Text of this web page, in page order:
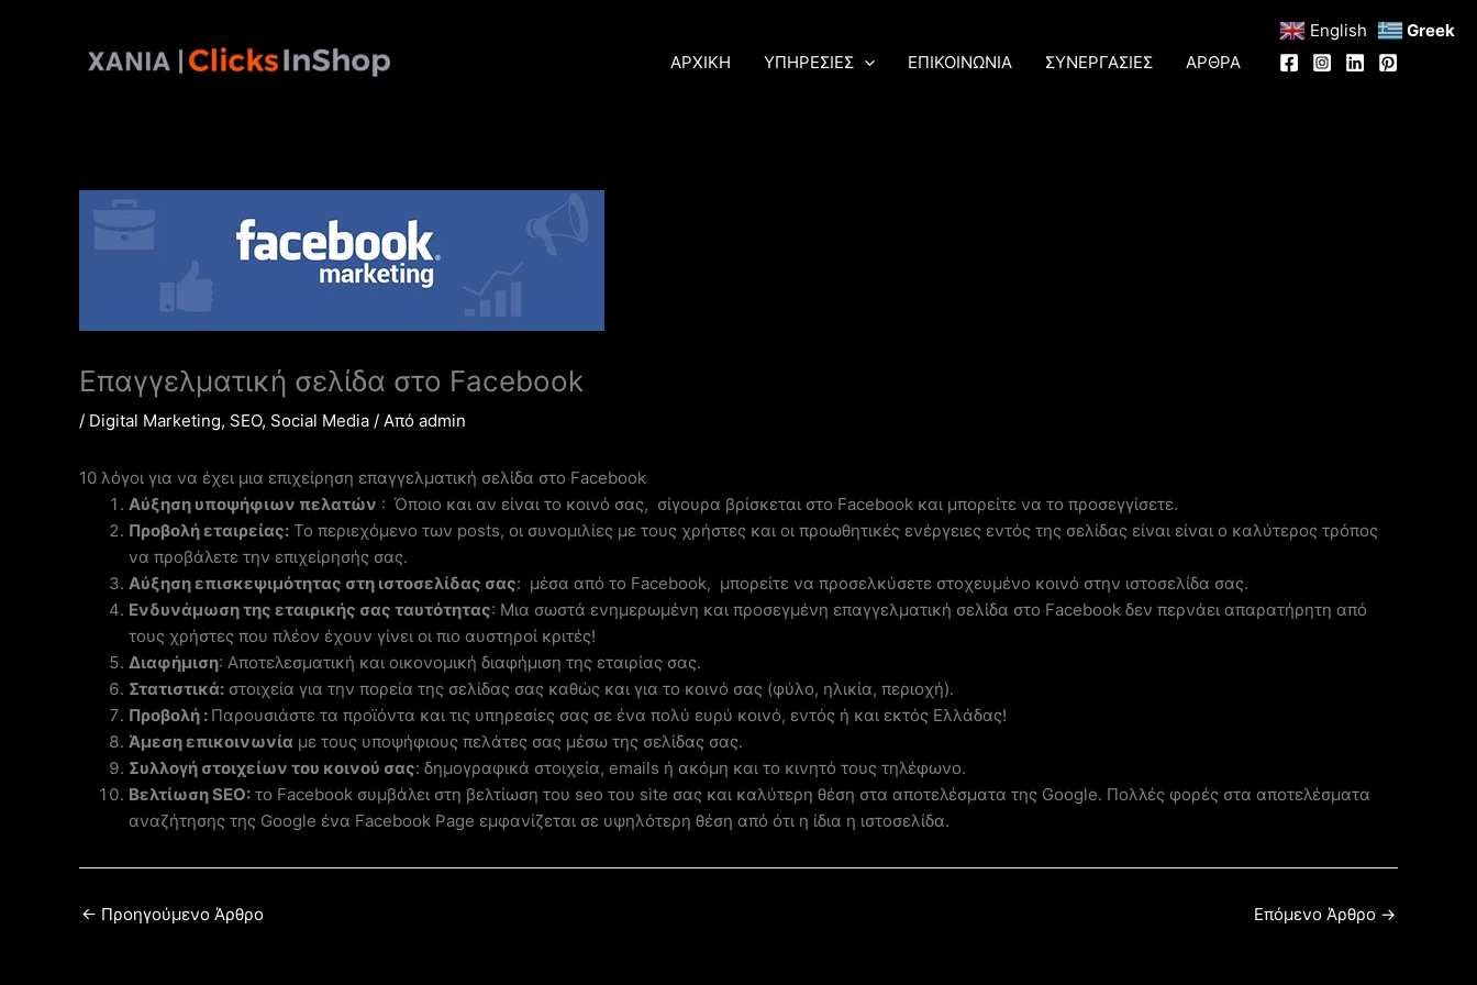
περιεχόμενο
ΑΡΧΙΚΗ ΥΠΗΡΕΣΙΕΣ ΕΠΙΚΟΙΝΩΝΙΑ ΣΥΝΕΡΓΑΣΙΕΣ ΑΡΘΡΑ
Eπαγγελματική σελίδα στο Facebook
/ Digital Marketing, SEO, Social Media / Από admin
10 λόγοι για να έχει μια επιχείρηση επαγγελματική σελίδα στο Facebook
Αύξηση υποψήφιων πελατών : Όποιο και αν είναι το κοινό σας, σίγουρα βρίσκεται στο Facebook και μπορείτε να το προσεγγίσετε.
Προβολή εταιρείας: Το περιεχόμενο των posts, οι συνομιλίες με τους χρήστες και οι προωθητικές ενέργειες εντός της σελίδας είναι είναι ο καλύτερος τρόπος
να προβάλετε την επιχείρησής σας.
Αύξηση επισκεψιμότητας στη ιστοσελίδας σας: μέσα από το Facebook, μπορείτε να προσελκύσετε στοχευμένο κοινό στην ιστοσελίδα σας.
Ενδυνάμωση της εταιρικής σας ταυτότητας: Μια σωστά ενημερωμένη και προσεγμένη επαγγελματική σελίδα στο Facebook δεν περνάει απαρατήρητη από
τους χρήστες που πλέον έχουν γίνει οι πιο αυστηροί κριτές!
Διαφήμιση: Αποτελεσματική και οικονομική διαφήμιση της εταιρίας σας.
Στατιστικά: στοιχεία για την πορεία της σελίδας σας καθώς και για το κοινό σας (φύλο, ηλικία, περιοχή).
Προβολή : Παρουσιάστε τα προϊόντα και τις υπηρεσίες σας σε ένα πολύ ευρύ κοινό, εντός ή και εκτός Ελλάδας!
Άμεση επικοινωνία με τους υποψήφιους πελάτες σας μέσω της σελίδας σας.
Συλλογή στοιχείων του κοινού σας: δημογραφικά στοιχεία, emails ή ακόμη και το κινητό τους τηλέφωνο.
Βελτίωση SEO: το Facebook συμβάλει στη βελτίωση του seo του site σας και καλύτερη θέση στα αποτελέσματα της Google. Πολλές φορές στα αποτελέσματα
αναζήτησης της Google ένα Facebook Page εμφανίζεται σε υψηλότερη θέση από ότι η ίδια η ιστοσελίδα.
← Προηγούμενο Άρθρο Επόμενο Άρθρο →
English Greek